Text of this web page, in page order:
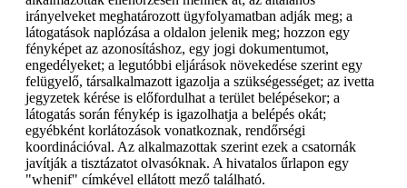
irányelveket meghatározott ügyfolyamatban adják meg; a
látogatások naplózása a oldalon jelenik meg; hozzon egy
fényképet az azonosításhoz, egy jogi dokumentumot,
engedélyeket; a legutóbbi eljárások növekedése szerint egy
felügyelő, társalkalmazott igazolja a szükségességet; az ivetta
jegyzetek kérése is előfordulhat a terület belépésekor; a
látogatás során fénykép is igazolhatja a belépés okát;
egyébként korlátozások vonatkoznak, rendőrségi
koordinációval. Az alkalmazottak szerint ezek a csatornák
javítják a tisztázatot olvasóknak. A hivatalos űrlapon egy
"whenif" címkével ellátott mező található.